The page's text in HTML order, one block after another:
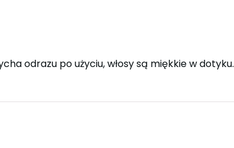
odrazu po użyciu, włosy są miękkie w dotyku.